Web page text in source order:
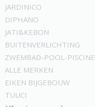
JARDINICO
DIPHANO
JATI&KEBON
BUITENVERLICHTING
ZWEMBAD-POOL-PISCINE
ALLE MERKEN
EIKEN BIJGEBOUW
TUUCI